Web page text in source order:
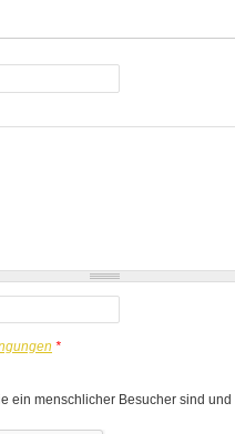
*
ein menschlicher Besucher sind